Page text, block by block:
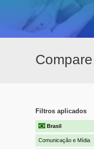
Filtros aplicados
Brasil
Comunicação e Mídia